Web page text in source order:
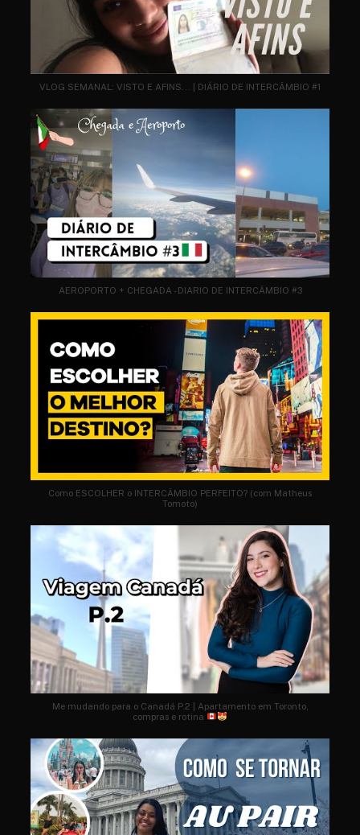
VLOG SEMANAL: VISTO E AFINS... | DIÁRIO DE INTERCÂMBIO #1
AEROPORTO + CHEGADA - DIARIO DE INTERCÂMBIO #3
Como ESCOLHER o INTERCÂMBIO PERFEITO? (com Matheus
Tomoto)
Me mudando para o Canadá P.2 | Apartamento em Toronto,
compras e rotina